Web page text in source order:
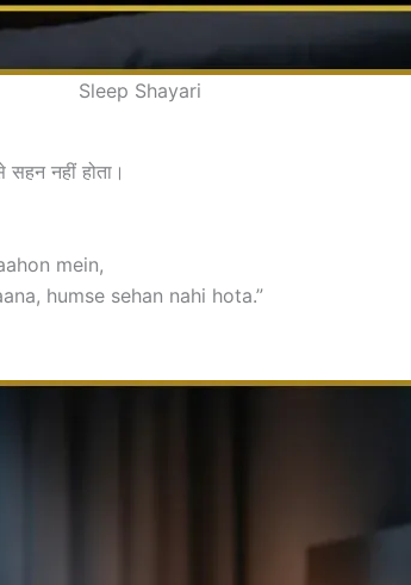
Sleep Shayari
नहीं होता।
mein,
humse sehan nahi hota.”